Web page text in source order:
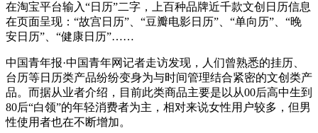
在淘宝平台输入“日历”二字，上百种品牌近千款文创日历信息
在页面呈现：“故宫日历”、“豆瓣电影日历”、“单向历”、“晚
安日历”、“健康日历”……
中国青年报·中国青年网记者走访发现，人们曾熟悉的挂历、
台历等日历类产品纷纷变身为与时间管理结合紧密的文创类产
品。而据从业者介绍，目前此类商品主要是以从00后高中生到
80后“白领”的年轻消费者为主，相对来说女性用户较多，但男
性使用者也在不断增加。